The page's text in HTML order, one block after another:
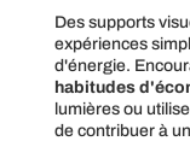
Des supports
expériences
d'énergie.
habitudes
lumières ou
de contribuer à un